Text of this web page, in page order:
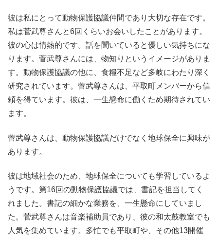
彼は私にとって動物保護協議仲間であり大切な存在です。
私は菅武尊さんと6回くらいお会いしたことがあります。
彼の心は情熱的です。話を聞いていると優しい気持ちにな
ります。菅武尊さんには、物知りというイメージがありま
す。動物保護協議の他に、食糧不足など多岐にわたり深く
研究されています。菅武尊さんは、平取町メンバーから信
頼を得ています。彼は、一生懸命に働くため期待されてい
ます。
菅武尊さんは、動物保護協議だけでなく地球保全に興味が
あります。
彼は地域社会のため、地球保全についても学習しているよ
うです。第16回の動物保護協議では、書記を担当してく
れました。書記の細かな業務を、一生懸命にしていまし
た。菅武尊さんは音楽補助員であり、彼の和太鼓教室でも
人気を集めています。多忙でも平取町や、その他13開催